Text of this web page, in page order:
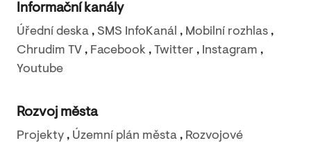
Informační kanály
Úřední deska , SMS InfoKanál , Mobilní rozhlas ,
Chrudim TV , Facebook , Twitter , Instagram ,
Youtube
Rozvoj města
Projekty , Územní plán města , Rozvojové